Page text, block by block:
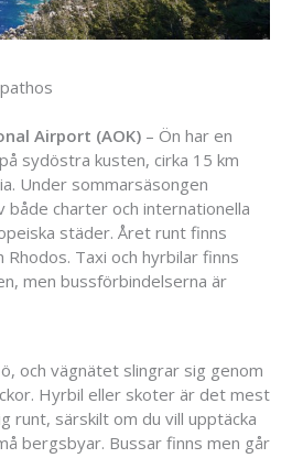
Airport (AOK) – Ön har en
sydöstra kusten, cirka 15 km
Under sommarsäsongen
charter och internationella
städer. Året runt finns
Taxi och hyrbilar finns
men bussförbindelserna är
och vägnätet slingrar sig genom
Hyrbil eller skoter är det mest
runt, särskilt om du vill upptäcka
bergsbyar. Bussar finns men går